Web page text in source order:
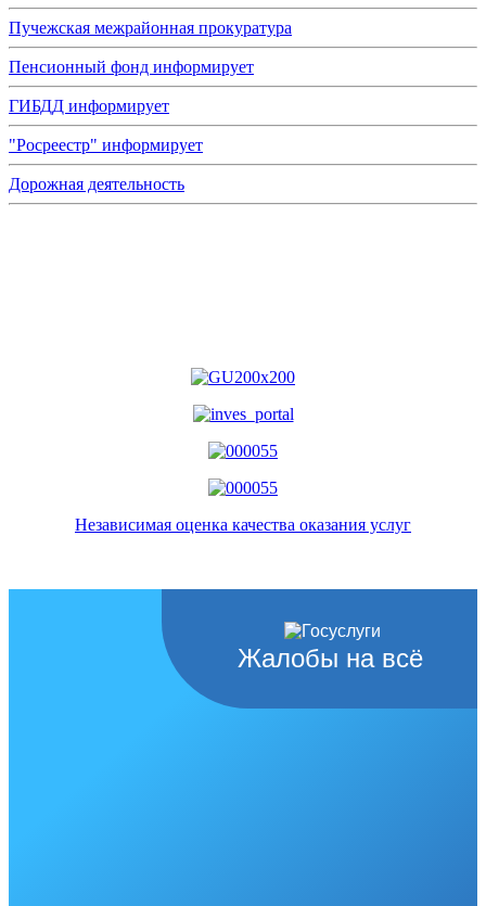
Пучежская межрайонная прокуратура
Пенсионный фонд информирует
ГИБДД информирует
"Росреестр" информирует
Дорожная деятельность
Независимая оценка качества оказания услуг
Жалобы на всё